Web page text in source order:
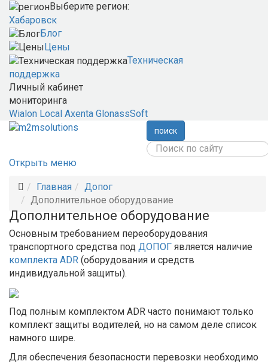
Выберите регион:
Хабаровск
Блог
Цены
Техническая
поддержка
Личный кабинет
мониторинга
Wialon Local Axenta GlonassSoft
поиск
Открыть меню
Главная
Допог
Дополнительное оборудование
Дополнительное оборудование
Основным требованием переоборудования
транспортного средства под ДОПОГ является наличие
комплекта ADR (оборудования и средств
индивидуальной защиты).
Под полным комплектом ADR часто понимают только
комплект защиты водителей, но на самом деле список
намного шире.
Для обеспечения безопасности перевозки необходимо